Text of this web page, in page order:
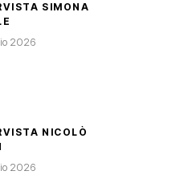
SIMONA
2026
NICOLÒ
2026